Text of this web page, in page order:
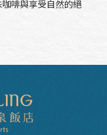
啡與享受自然的絕